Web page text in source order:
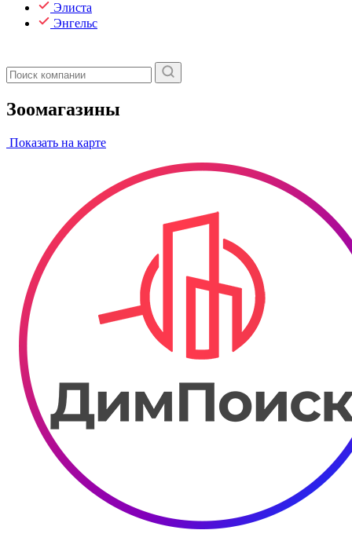
Элиста
Энгельс
Зоомагазины
Показать на карте